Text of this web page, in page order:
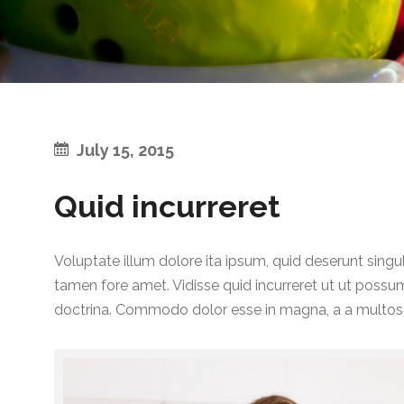
July 15, 2015
Quid incurreret
Voluptate illum dolore ita ipsum, quid deserunt
tamen fore amet. Vidisse quid incurreret ut ut
doctrina. Commodo dolor esse in magna, a a